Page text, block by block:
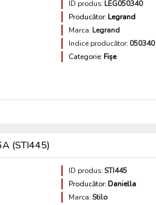
ID produs: LEG050340
Producător: Legrand
Marca: Legrand
Indice producător: 050340
Categorie: Fișe
(STI445)
ID produs: STI445
Producător: Daniella
Marca: Stilo